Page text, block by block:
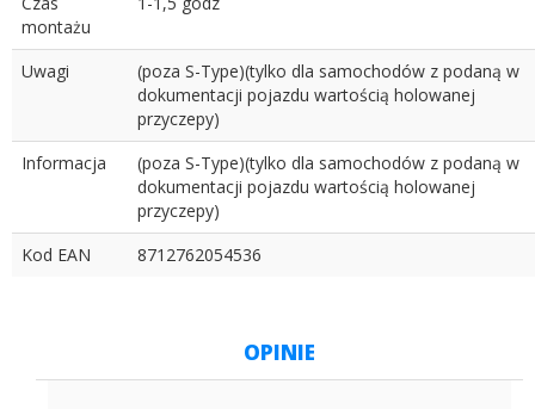
montażu
Uwagi
(poza S-Type)(tylko dla samochodów z podaną w
dokumentacji pojazdu wartością holowanej
przyczepy)
Informacja
(poza S-Type)(tylko dla samochodów z podaną w
dokumentacji pojazdu wartością holowanej
przyczepy)
Kod EAN
8712762054536
OPINIE